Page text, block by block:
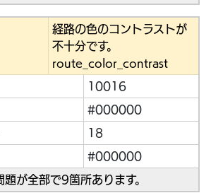
経路の色のコントラストが
不十分です。
route_color_contrast
10016
#000000
18
#000000
題が全部で9箇所あります。